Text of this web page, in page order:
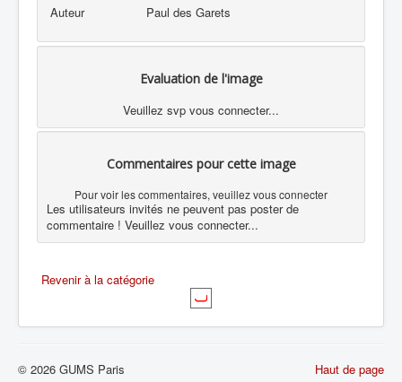
Auteur
Paul des Garets
Evaluation de l'image
Veuillez svp vous connecter...
Commentaires pour cette image
Pour voir les commentaires, veuillez vous connecter
Les utilisateurs invités ne peuvent pas poster de
commentaire ! Veuillez vous connecter...
Revenir à la catégorie
Haut de page
© 2026 GUMS Paris